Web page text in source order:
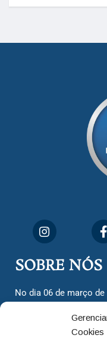
Cookies
SOBRE NÓS
No dia 06 de março
cidadãos
dois jornais. Há mais